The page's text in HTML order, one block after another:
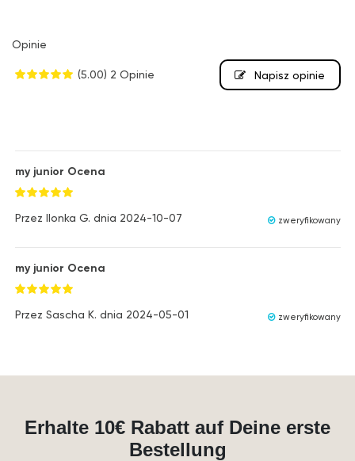
Opinie
(5.00) 2 Opinie Napisz opinie
my junior Ocena
Przez Ilonka G. dnia 2024-10-07 zweryfikowany
my junior Ocena
Przez Sascha K. dnia 2024-05-01 zweryfikowany
Erhalte 10€ Rabatt auf Deine erste
Bestellung